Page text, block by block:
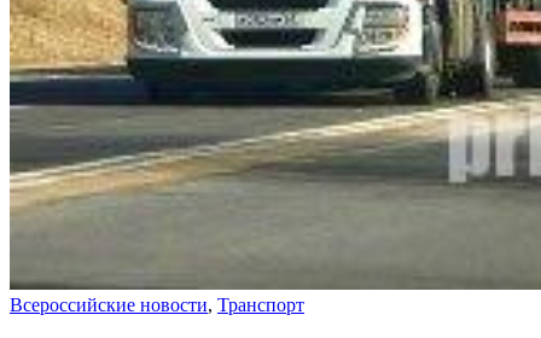
Всероссийские новости, Транспорт